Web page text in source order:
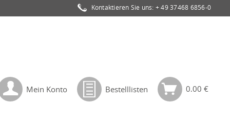
Kontaktieren Sie uns: + 49 37468 6856-0
Mein Konto Bestelllisten 0,00 €